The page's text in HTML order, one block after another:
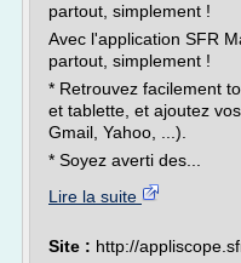
partout, simplement !
Avec l'application SFR
partout, simplement !
* Retrouvez facilement
et tablette, et ajoutez
Gmail, Yahoo, ...).
* Soyez averti des...
Lire la suite
Site : http://